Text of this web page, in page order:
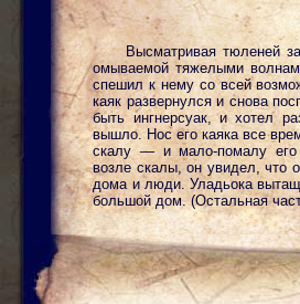
Высматривая тюленей
омываемой тяжелыми
спешил к нему со всей
каяк развернулся и снова
быть ингнерсуак, и хотел
вышло. Нос его каяка все
скалу — и мало-помалу
возле скалы, он увидел, что
дома и люди. Уладьока
большой дом. (Остальная